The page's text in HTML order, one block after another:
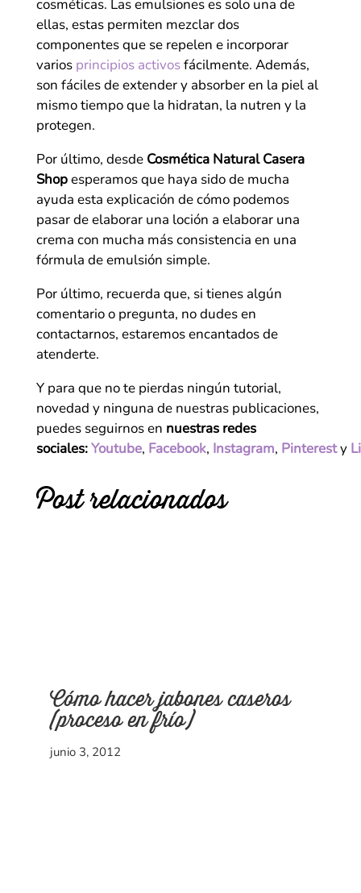
cosméticas. Las emulsiones es solo una de
ellas, estas permiten mezclar dos
componentes que se repelen e incorporar
varios principios activosfácilmente. Además,
son fáciles de extender y absorber en la piel al
mismo tiempo que la hidratan, la nutren y la
protegen.
Por último, desde Cosmética Natural Casera
Shopesperamos que haya sido de mucha
ayuda esta explicación de cómo podemos
pasar de elaborar una loción a elaborar una
crema con mucha más consistencia en una
fórmula de emulsión simple.
Por último, recuerda que, si tienes algún
comentario o pregunta, no dudes en
contactarnos, estaremos encantados de
atenderte.
Y para que no te pierdas ningún tutorial,
novedad y ninguna de nuestras publicaciones,
puedes seguirnos en nuestras redes
sociales:Youtube, Facebook, Instagram, Pinteresty
Post relacionados
Cómo hacer jabones caseros
(proceso en frío)
junio 3, 2012